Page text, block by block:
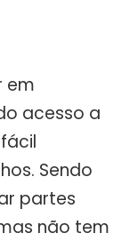
em
acesso a
Sendo
partes
não tem